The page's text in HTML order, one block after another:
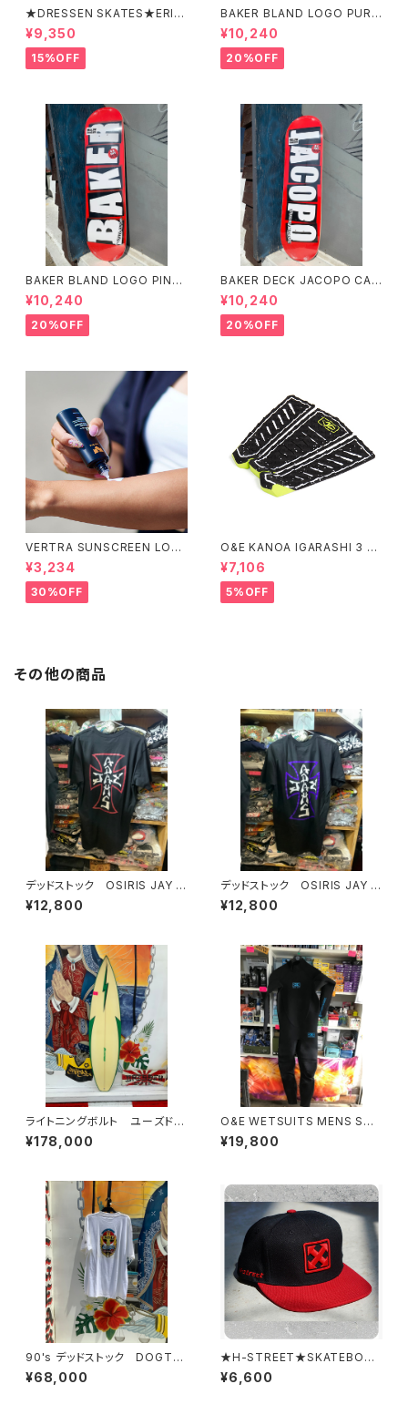
★DRESSEN SKATES★ERIC
DRESSEN BLACK ZIP HOO
D PARKER ドレッセンスケーツ
スケート エリックドレッセン
ブラック フードパーカー フー
¥9,350
15%OFF
BAKER BLAND LOGO PURP
LE DECK 8.0 ベイカー ブラ
ンド ロゴ パープル デッ
キ 8インチ スケートボード ス
ケボー
¥10,240
20%OFF
BAKER BLAND LOGO PINK
DECK 8.0 ベイカー ブラン
ド ロゴ デッキ ピンク 8イ
ンチ スケートボード スケボー
¥10,240
20%OFF
BAKER DECK JACOPO CAR
OZZI BRAND LOGO 8.25 ベ
イカー デッキ ジェイコープ ブ
ランド ロゴ スケートボード
スケボー
¥10,240
20%OFF
VERTRA SUNSCREEN LOTI
ON WHITE SPF 44＃
¥3,234
30%OFF
O&E KANOA IGARASHI 3 PI
ECE BLACK/LIME｜PRO SE
RIES
¥7,106
5%OFF
その他の商品
デッドストック OSIRIS JAY A
DAMS
¥12,800
デッドストック OSIRIS JAY A
DAMS
¥12,800
ライトニングボルト ユーズド
新中古 サーフボード ショー
トボード
¥178,000
O&E WETSUITS MENS STE
AMER 3/2mmジャージフルス
ーツ ｜メンズ
¥19,800
90's デッドストック DOGTO
WN
¥68,000
★H-STREET★SKATEBOAR
DING CAP エイチストリートマ
ーク キャップ H-STREET
¥6,600